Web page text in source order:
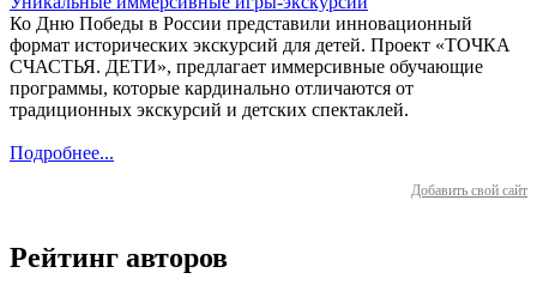
Ко Дню Победы в России представили инновационный
формат исторических экскурсий для детей. Проект «ТОЧКА
СЧАСТЬЯ. ДЕТИ», предлагает иммерсивные обучающие
программы, которые кардинально отличаются от
традиционных экскурсий и детских спектаклей.
Подробнее...
Добавить свой сайт
Рейтинг авторов